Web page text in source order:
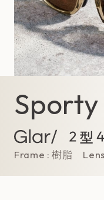
Sporty
Frame : 樹脂